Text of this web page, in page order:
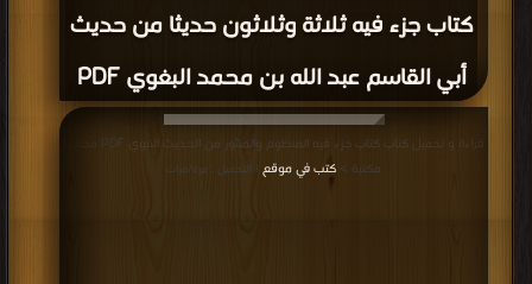
كتاب جزء فيه ثلاثة وثلاثون حديثا من حديث
أبي القاسم عبد الله بن محمد البغوي PDF
قراءة و تحميل كتاب كتاب جزء فيه المنظوم والمنثور من الحديث النبوي PDF مجانا |
مكتبة > كتب في موقع | التحميل : مرة/مرات